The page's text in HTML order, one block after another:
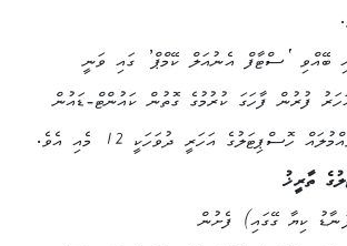
ބޭއްވި ‘ސްޓާފް އެނުއަލް ކޭމްޕް’ ގައި ވަނީ
50 އަހަރު ފުރުން ފާހަގަ ކުރުމުގެ ގޮތުން ކައުންޓް-ޑައުން
ހޮސްޕިޓަލުގެ އަހަރީ ދުވަހަކީ 12 މެއި އެވެ.
ތާރީޚު